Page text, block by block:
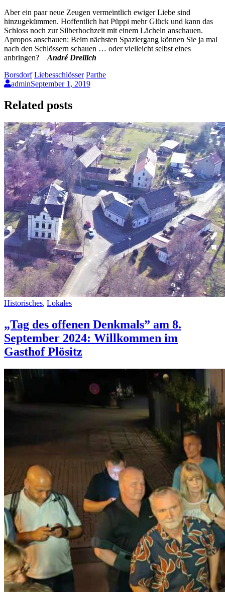
Aber ein paar neue Zeugen vermeintlich ewiger Liebe sind
hinzugekümmen. Hoffentlich hat Püppi mehr Glück und kann das
Schloss noch zur Silberhochzeit mit einem Lächeln anschauen.
Apropos anschauen: Beim nächsten Spaziergang können Sie ja mal
nach den Schlössern schauen … oder vielleicht selbst eines
anbringen? André Dreilich
Borsdorf Liebesschlösser Parthe
adminSeptember 1, 2019
Related posts
Historisches, Lokales
„Tag des offenen Denkmals” am 8.
September 2024: Willkommen im
Gasthof Plösitz